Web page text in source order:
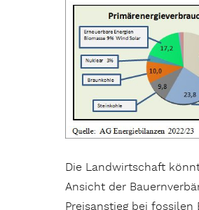
Die Landwirtschaft
Ansicht der